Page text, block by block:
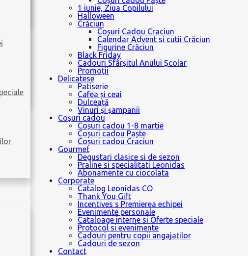
1 iunie, Ziua Copilului
Halloween
Crăciun
Coșuri Cadou Craciun
Calendar Advent si cutii Crăciun
Figurine Crăciun
Black Friday
Cadouri Sfârșitul Anului Școlar
Promoții
Delicatese
Patiserie
Cafea și ceai
Dulceață
Vinuri și șampanii
Coșuri cadou
Coșuri cadou 1-8 martie
Coșuri cadou Paște
Coșuri cadou Craciun
Gourmet
Degustari clasice si de sezon
Praline si specialitati Leonidas
Abonamente cu ciocolata
Corporate
Catalog Leonidas CO
Thank You Gift
Incentives s Premierea echipei
Evenimente personale
Cataloage interne si Oferte speciale
Protocol si evenimente
Cadouri pentru copii angajatilor
Cadouri de sezon
Contact